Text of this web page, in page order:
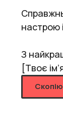
настрою
З
[Твоє